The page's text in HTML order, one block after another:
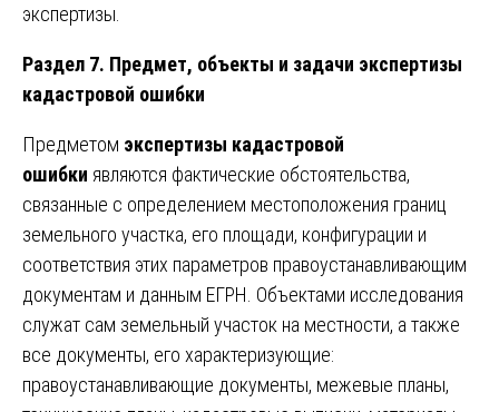
экспертизы.
Раздел 7. Предмет, объекты и задачи экспертизы
кадастровой ошибки
Предметом экспертизы кадастровой
ошибки являются фактические обстоятельства,
связанные с определением местоположения границ
земельного участка, его площади, конфигурации и
соответствия этих параметров правоустанавливающим
документам и данным ЕГРН. Объектами исследования
служат сам земельный участок на местности, а также
все документы, его характеризующие:
правоустанавливающие документы, межевые планы,